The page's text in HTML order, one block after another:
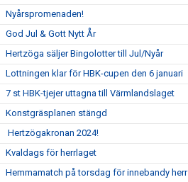
Nyårspromenaden!
God Jul & Gott Nytt År
Hertzöga säljer Bingolotter till Jul/Nyår
Lottningen klar för HBK-cupen den 6 januari
7 st HBK-tjejer uttagna till Värmlandslaget
Konstgräsplanen stängd
Hertzögakronan 2024!
Kvaldags för herrlaget
Hemmamatch på torsdag för innebandy herr